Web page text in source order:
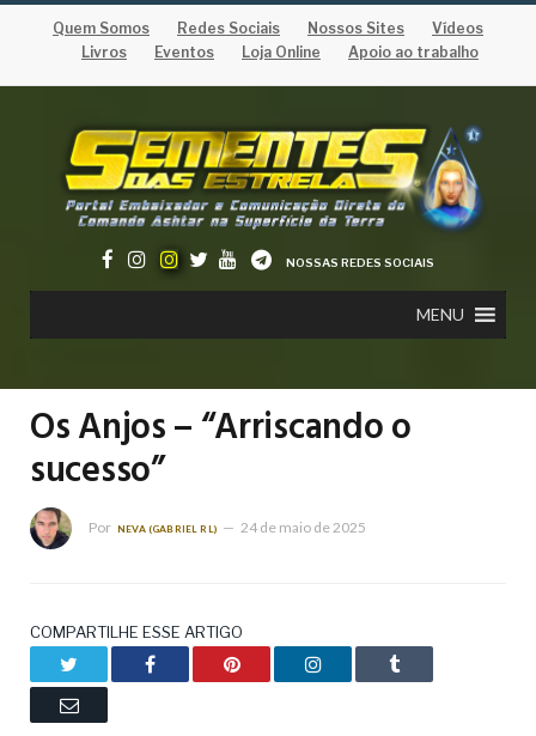
Quem Somos Redes Sociais Nossos Sites
Vídeos
Livros
Eventos Loja Online Apoio ao trabalho
NOSSAS REDES SOCIAIS
MENU
Os Anjos – “Arriscando o
sucesso”
Por NEVA (GABRIEL RL) 24 de maio de 2025
COMPARTILHE ESSE ARTIGO
Facebook Pinterest LinkedIn Tumblr
Email